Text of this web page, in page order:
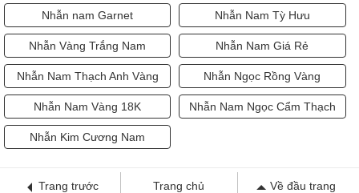
Nhẫn nam Garnet Nhẫn Nam Tỳ Hưu
Nhẫn Vàng Trắng Nam Nhẫn Nam Giá Rẻ
Nhẫn Nam Thạch Anh Vàng Nhẫn Ngọc Rồng Vàng
Nhẫn Nam Vàng 18K Nhẫn Nam Ngọc Cẩm Thạch
Nhẫn Kim Cương Nam
Trang trước Trang chủ Về đầu trang